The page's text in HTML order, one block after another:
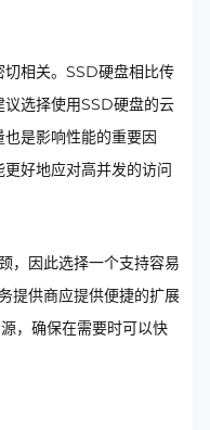
相关。SSD硬盘相比传
选择使用SSD硬盘的云
是影响性能的重要因
好地应对高并发的访问
，因此选择一个支持容易
提供商应提供便捷的扩展
，确保在需要时可以快